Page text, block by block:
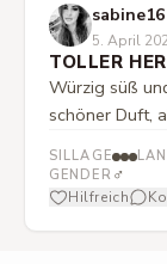
sabine16
5. April
TOLLER
Würzig süß
schöner Duft,
SILLAGE
GENDER ♂
Hilfreich